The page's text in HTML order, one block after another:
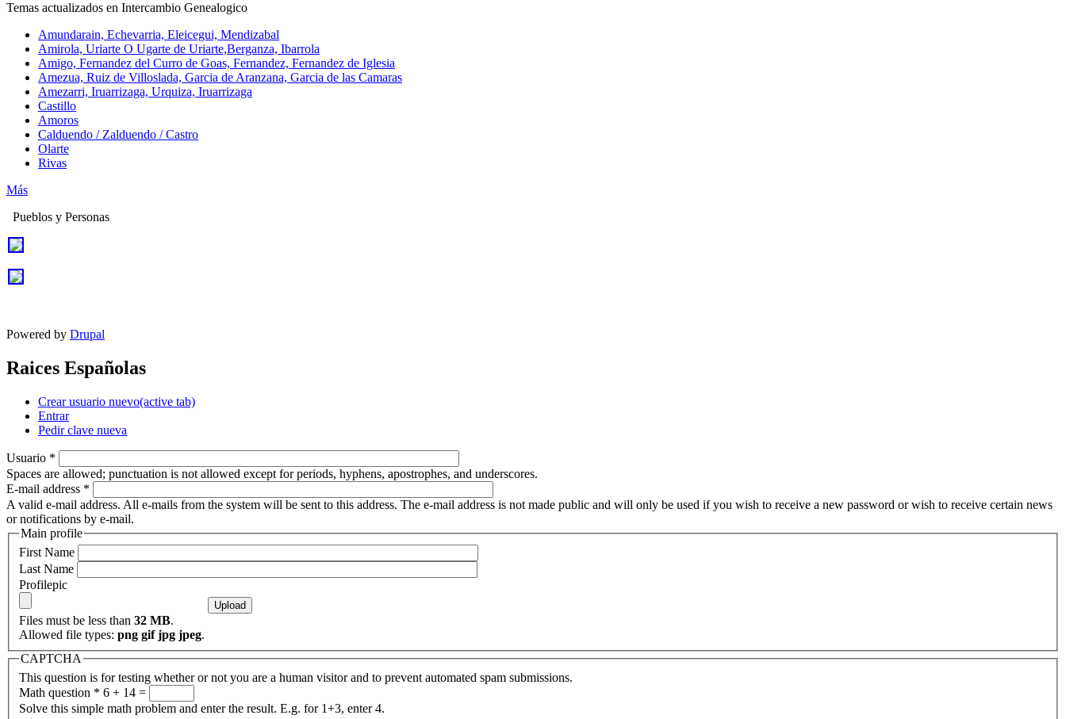
Temas actualizados en Intercambio Genealogico
Amundarain, Echevarria, Eleicegui, Mendizabal
Amirola, Uriarte O Ugarte de Uriarte,Berganza, Ibarrola
Amigo, Fernandez del Curro de Goas, Fernandez, Fernandez de Iglesia
Amezua, Ruiz de Villoslada, Garcia de Aranzana, Garcia de las Camaras
Amezarri, Iruarrizaga, Urquiza, Iruarrizaga
Castillo
Amoros
Calduendo / Zalduendo / Castro
Olarte
Rivas
Más
Pueblos y Personas
Powered by Drupal
Raices Españolas
Crear usuario nuevo(active tab)
Entrar
Pedir clave nueva
Usuario *
Spaces are allowed; punctuation is not allowed except for periods, hyphens, apostrophes, and underscores.
E-mail address *
A valid e-mail address. All e-mails from the system will be sent to this address. The e-mail address is not made public and will only be used if you wish to receive a new password or wish to receive certain news
or notifications by e-mail.
Main profile
First Name
Last Name
Profilepic
Files must be less than 32 MB.
Allowed file types: png gif jpg jpeg.
CAPTCHA
This question is for testing whether or not you are a human visitor and to prevent automated spam submissions.
Math question * 6 + 14 =
Solve this simple math problem and enter the result. E.g. for 1+3, enter 4.